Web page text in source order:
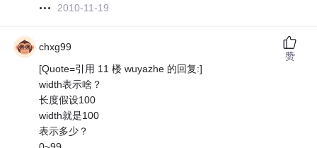
2010-11-19
chxg99
[Quote=引用 11 楼 wuyazhe 的回复:]
width表示啥？
长度假设100
width就是100
表示多少？
赞